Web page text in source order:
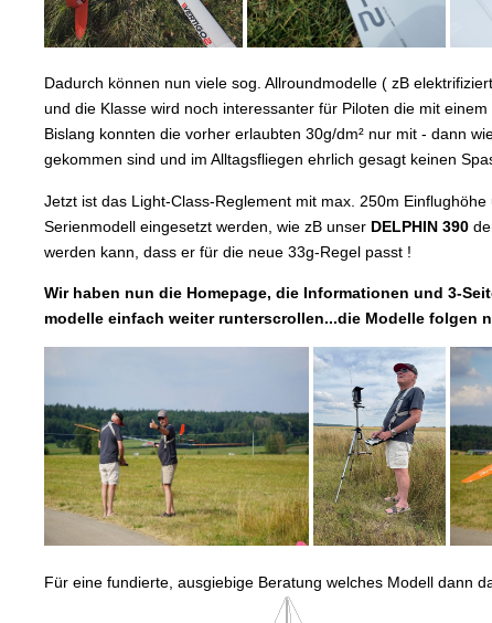
Dadurch können nun viele sog. Allroundmodelle ( zB
und die Klasse wird noch interessanter für Piloten die mit
Bislang konnten die vorher erlaubten 30g/dm² nur mit - dann
gekommen sind und im Alltagsfliegen ehrlich gesagt keinen
Jetzt ist das Light-Class-Reglement mit max. 250m
Serienmodell eingesetzt werden, wie zB unser DELPHIN 390
werden kann, dass er für die neue 33g-Regel passt !
Wir haben nun die Homepage, die Informationen und 3-
modelle einfach weiter runterscrollen...die Modelle folgen
Für eine fundierte, ausgiebige Beratung welches Modell dann